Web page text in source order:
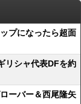
プになったら超面
リシャ代表DFを約
ーバー＆西尾隆矢